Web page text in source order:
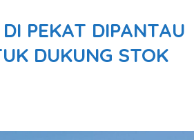
PEKAT DIPANTAU
DUKUNG STOK